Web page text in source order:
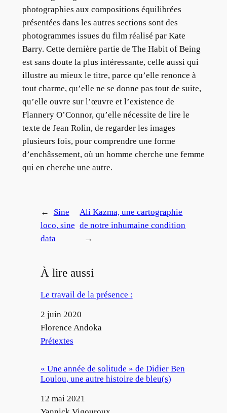
photographies aux compositions équilibrées
présentées dans les autres sections sont des
photogrammes issues du film réalisé par Kate
Barry. Cette dernière partie de The Habit of Being
est sans doute la plus intéressante, celle aussi qui
illustre au mieux le titre, parce qu’elle renonce à
tout charme, qu’elle ne se donne pas tout de suite,
qu’elle ouvre sur l’œuvre et l’existence de
Flannery O’Connor, qu’elle nécessite de lire le
texte de Jean Rolin, de regarder les images
plusieurs fois, pour comprendre une forme
d’enchâssement, où un homme cherche une femme
qui en cherche une autre.
←
Sine
loco, sine
data
Ali Kazma, une cartographie
de notre inhumaine condition
→
À lire aussi
Le travail de la présence :
Date
2 juin 2020
Auteur
Florence Andoka
Par rapport à
Prétextes
« Une année de solitude » de Didier Ben
Loulou, une autre histoire de bleu(s)
Date
12 mai 2021